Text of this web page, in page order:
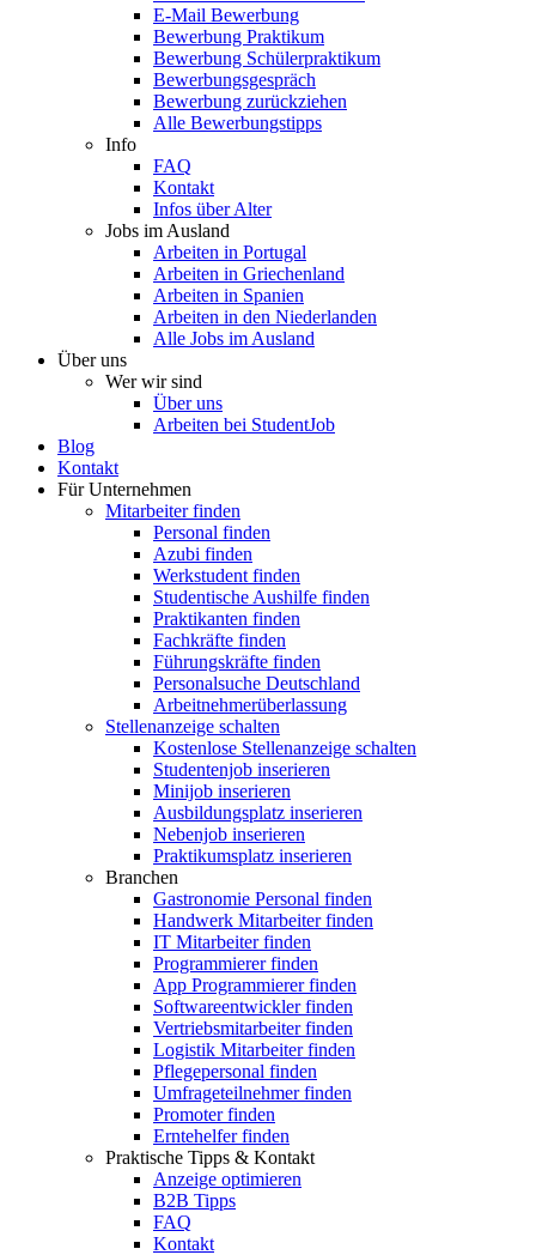
E-Mail Bewerbung
Bewerbung Praktikum
Bewerbung Schülerpraktikum
Bewerbungsgespräch
Bewerbung zurückziehen
Alle Bewerbungstipps
Info
FAQ
Kontakt
Infos über Alter
Jobs im Ausland
Arbeiten in Portugal
Arbeiten in Griechenland
Arbeiten in Spanien
Arbeiten in den Niederlanden
Alle Jobs im Ausland
Über uns
Wer wir sind
Über uns
Arbeiten bei StudentJob
Blog
Kontakt
Für Unternehmen
Mitarbeiter finden
Personal finden
Azubi finden
Werkstudent finden
Studentische Aushilfe finden
Praktikanten finden
Fachkräfte finden
Führungskräfte finden
Personalsuche Deutschland
Arbeitnehmerüberlassung
Stellenanzeige schalten
Kostenlose Stellenanzeige schalten
Studentenjob inserieren
Minijob inserieren
Ausbildungsplatz inserieren
Nebenjob inserieren
Praktikumsplatz inserieren
Branchen
Gastronomie Personal finden
Handwerk Mitarbeiter finden
IT Mitarbeiter finden
Programmierer finden
App Programmierer finden
Softwareentwickler finden
Vertriebsmitarbeiter finden
Logistik Mitarbeiter finden
Pflegepersonal finden
Umfrageteilnehmer finden
Promoter finden
Erntehelfer finden
Praktische Tipps & Kontakt
Anzeige optimieren
B2B Tipps
FAQ
Kontakt